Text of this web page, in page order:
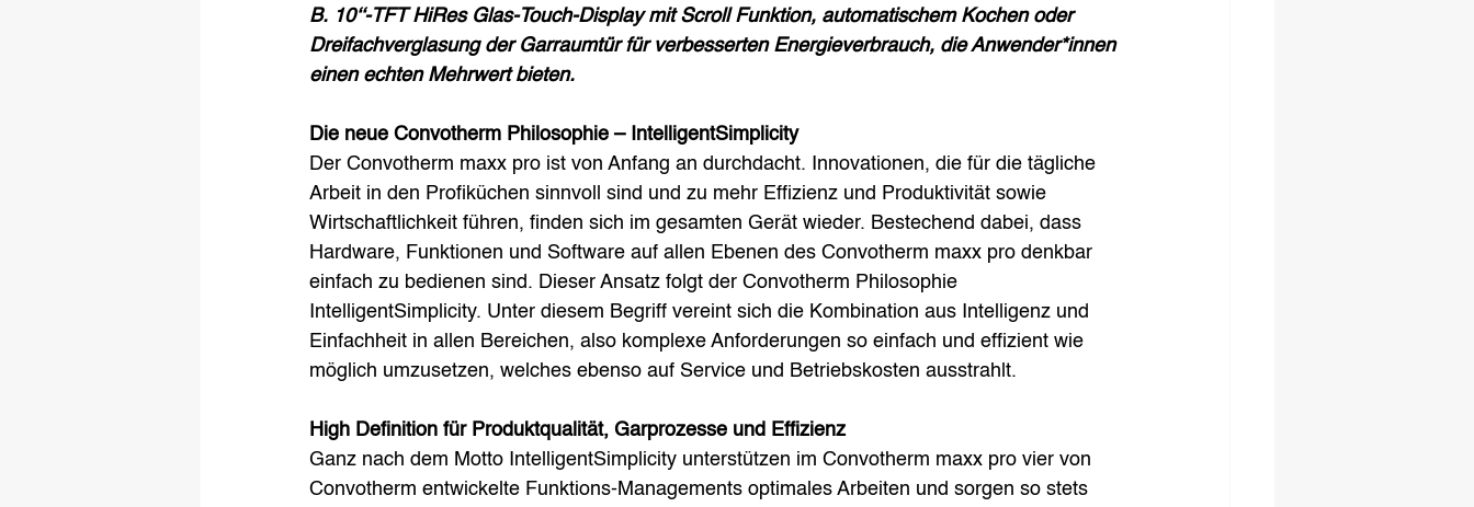
B. 10‘‘-TFT HiRes Glas-Touch-Display mit Scroll Funktion, automatischem Kochen oder
Dreifachverglasung der Garraumtür für verbesserten Energieverbrauch, die Anwender*innen
einen echten Mehrwert bieten.
Die neue Convotherm Philosophie – IntelligentSimplicity
Der Convotherm maxx pro ist von Anfang an durchdacht. Innovationen, die für die tägliche
Arbeit in den Profiküchen sinnvoll sind und zu mehr Effizienz und Produktivität sowie
Wirtschaftlichkeit führen, finden sich im gesamten Gerät wieder. Bestechend dabei, dass
Hardware, Funktionen und Software auf allen Ebenen des Convotherm maxx pro denkbar
einfach zu bedienen sind. Dieser Ansatz folgt der Convotherm Philosophie
IntelligentSimplicity. Unter diesem Begriff vereint sich die Kombination aus Intelligenz und
Einfachheit in allen Bereichen, also komplexe Anforderungen so einfach und effizient wie
möglich umzusetzen, welches ebenso auf Service und Betriebskosten ausstrahlt.
High Definition für Produktqualität, Garprozesse und Effizienz
Ganz nach dem Motto IntelligentSimplicity unterstützen im Convotherm maxx pro vier von
Convotherm entwickelte Funktions-Managements optimales Arbeiten und sorgen so stets